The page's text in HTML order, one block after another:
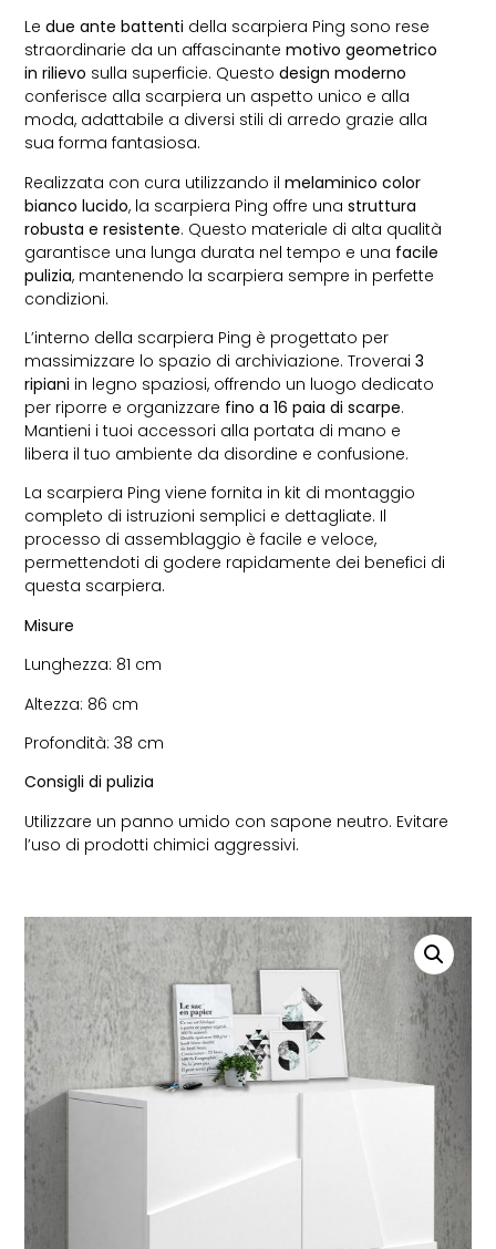
Ledue ante battenti della scarpiera Ping sono rese
straordinarie da un affascinantemotivo geometrico
in rilievo sulla superficie. Questodesign moderno
conferisce alla scarpiera un aspetto unico e alla
moda, adattabile a diversi stili di arredo grazie alla
sua forma fantasiosa.
Realizzata con cura utilizzando ilmelaminico color
bianco lucido, la scarpiera Ping offre unastruttura
robusta e resistente. Questo materiale di alta qualità
garantisce una lunga durata nel tempo e una facile
pulizia, mantenendo la scarpiera sempre in perfette
condizioni.
L’interno della scarpiera Ping è progettato per
massimizzare lo spazio di archiviazione. Troverai3
ripiani in legno spaziosi, offrendo un luogo dedicato
per riporre e organizzare fino a 16 paia di scarpe.
Mantieni i tuoi accessori alla portata di mano e
libera il tuo ambiente da disordine e confusione.
La scarpiera Ping viene fornita in kit di montaggio
completo di istruzioni semplici e dettagliate. Il
processo di assemblaggio è facile e veloce,
permettendoti di godere rapidamente dei benefici di
questa scarpiera.
Misure
Lunghezza: 81 cm
Altezza: 86 cm
Profondità: 38 cm
Consigli di pulizia
Utilizzare un panno umido con sapone neutro. Evitare
l’uso di prodotti chimici aggressivi.